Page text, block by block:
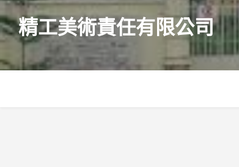
精工美術責任有限公司